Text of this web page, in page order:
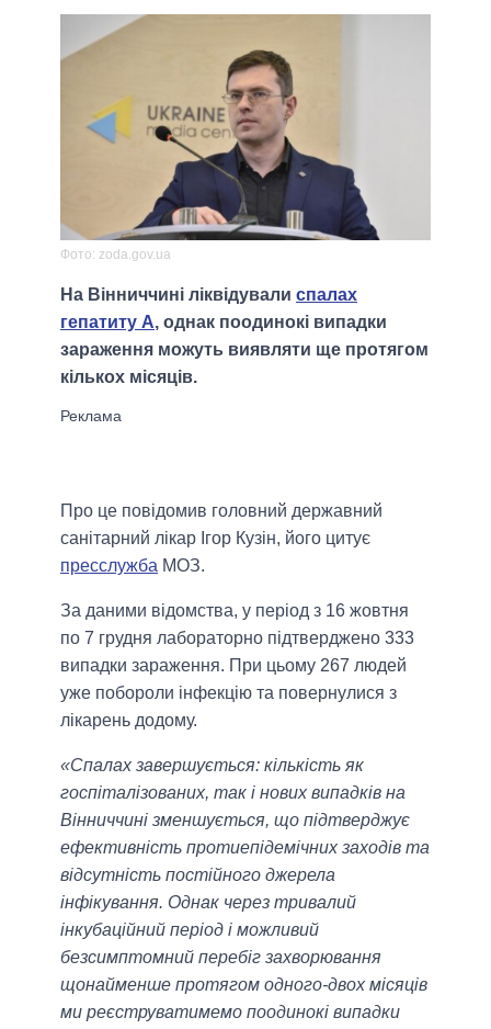
Фото: zoda.gov.ua
На Вінниччині ліквідували спалах
гепатиту A, однак поодинокі випадки
зараження можуть виявляти ще протягом
кількох місяців.
Про це повідомив головний державний
санітарний лікар Ігор Кузін, його цитує
пресслужба МОЗ.
За даними відомства, у період з 16 жовтня
по 7 грудня лабораторно підтверджено 333
випадки зараження. При цьому 267 людей
уже побороли інфекцію та повернулися з
лікарень додому.
«Спалах завершується: кількість як
госпіталізованих, так і нових випадків на
Вінниччині зменшується, що підтверджує
ефективність протиепідемічних заходів та
відсутність постійного джерела
інфікування. Однак через тривалий
інкубаційний період і можливий
безсимптомний перебіг захворювання
щонайменше протягом одного-двох місяців
ми реєструватимемо поодинокі випадки